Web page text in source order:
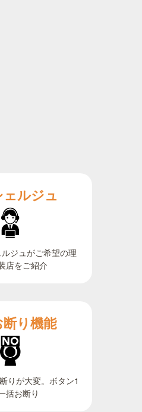
ルジュ
ジュがご希望の理
店をご紹介
り機能
りが大変。ボタン1
括お断り